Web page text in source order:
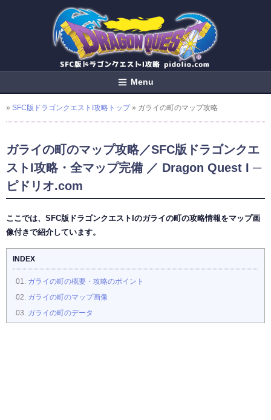
Menu
» SFC版ドラゴンクエストI攻略トップ» ガライの町のマップ攻略
ガライの町のマップ攻略／SFC版ドラゴンクエ
ストI攻略・全マップ完備 ／ Dragon Quest I ─
ピドリオ.com
ここでは、SFC版ドラゴンクエストIのガライの町の攻略情報をマップ画
像付きで紹介しています。
INDEX
ガライの町の概要・攻略のポイント
ガライの町のマップ画像
ガライの町のデータ